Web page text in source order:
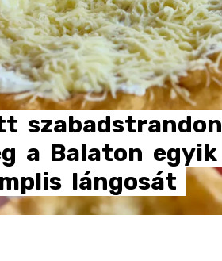
szabadstrandon
a Balaton egyik
lángosát